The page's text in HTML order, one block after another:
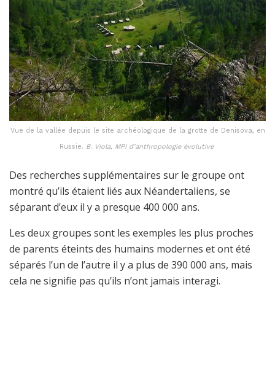
Vue de la vallée depuis le site archéologique de la grotte de Denisova, en
Russie. B. Viola, MPI d’anthropologie évolutive
Des recherches supplémentaires sur le groupe ont
montré qu’ils étaient liés aux Néandertaliens, se
séparant d’eux il y a presque 400 000 ans.
Les deux groupes sont les exemples les plus proches
de parents éteints des humains modernes et ont été
séparés l’un de l’autre il y a plus de 390 000 ans, mais
cela ne signifie pas qu’ils n’ont jamais interagi.